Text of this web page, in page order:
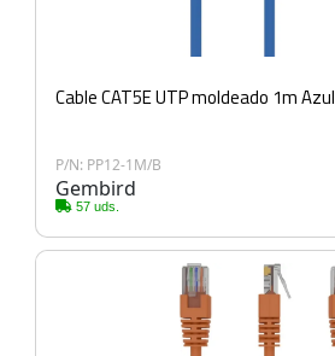
Cable CAT5E UTP moldeado 1m Azul
P/N: PP12-1M/B
Gembird
57 uds.